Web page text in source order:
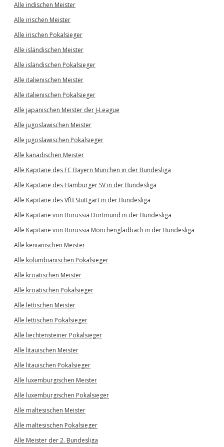
Alle indischen Meister
Alle irischen Meister
Alle irischen Pokalsieger
Alle isländischen Meister
Alle isländischen Pokalsieger
Alle italienischen Meister
Alle italienischen Pokalsieger
Alle japanischen Meister der J-League
Alle jugoslawischen Meister
Alle jugoslawischen Pokalsieger
Alle kanadischen Meister
Alle Kapitäne des FC Bayern München in der Bundesliga
Alle Kapitäne des Hamburger SV in der Bundesliga
Alle Kapitäne des VfB Stuttgart in der Bundesliga
Alle Kapitäne von Borussia Dortmund in der Bundesliga
Alle Kapitäne von Borussia Mönchengladbach in der Bundesliga
Alle kenianischen Meister
Alle kolumbianischen Pokalsieger
Alle kroatischen Meister
Alle kroatischen Pokalsieger
Alle lettischen Meister
Alle lettischen Pokalsieger
Alle liechtensteiner Pokalsieger
Alle litauischen Meister
Alle litauischen Pokalsieger
Alle luxemburgischen Meister
Alle luxemburgischen Pokalsieger
Alle maltesischen Meister
Alle maltesischen Pokalsieger
Alle Meister der 2. Bundesliga